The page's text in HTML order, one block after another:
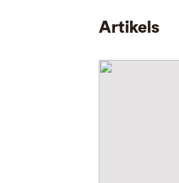
Artikels